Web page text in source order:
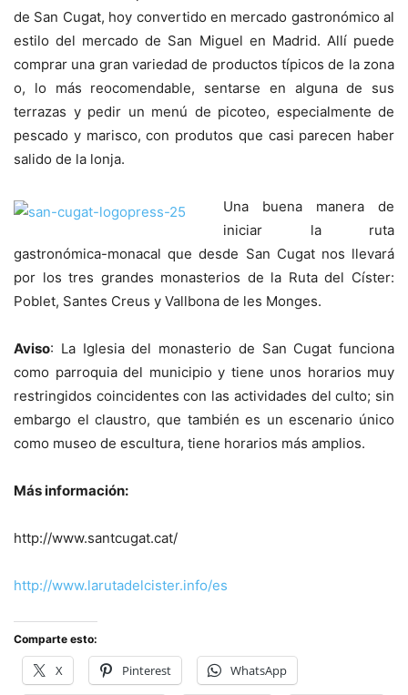
de San Cugat, hoy convertido en mercado gastronómico al
estilo del mercado de San Miguel en Madrid. Allí puede
comprar una gran variedad de productos típicos de la zona
o, lo más reocomendable, sentarse en alguna de sus
terrazas y pedir un menú de picoteo, especialmente de
pescado y marisco, con produtos que casi parecen haber
salido de la lonja.
Una buena manera de
iniciar la ruta
gastronómica-monacal que desde San Cugat nos llevará
por los tres grandes monasterios de la Ruta del Císter:
Poblet, Santes Creus y Vallbona de les Monges.
Aviso: La Iglesia del monasterio de San Cugat funciona
como parroquia del municipio y tiene unos horarios muy
restringidos coincidentes con las actividades del culto; sin
embargo el claustro, que también es un escenario único
como museo de escultura, tiene horarios más amplios.
Más información:
http://www.santcugat.cat/
http://www.larutadelcister.info/es
Comparte esto:
X Pinterest WhatsApp